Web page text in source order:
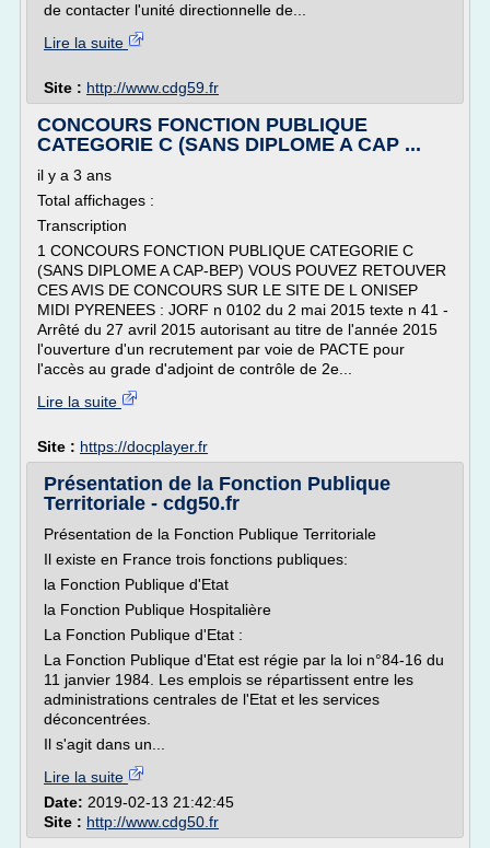
de contacter l'unité directionnelle de...
Lire la suite
Site : http://www.cdg59.fr
CONCOURS FONCTION PUBLIQUE
CATEGORIE C (SANS DIPLOME A CAP ...
il y a 3 ans
Total affichages :
Transcription
1 CONCOURS FONCTION PUBLIQUE CATEGORIE C
(SANS DIPLOME A CAP-BEP) VOUS POUVEZ RETOUVER
CES AVIS DE CONCOURS SUR LE SITE DE L ONISEP
MIDI PYRENEES : JORF n 0102 du 2 mai 2015 texte n 41 -
Arrêté du 27 avril 2015 autorisant au titre de l'année 2015
l'ouverture d'un recrutement par voie de PACTE pour
l'accès au grade d'adjoint de contrôle de 2e...
Lire la suite
Site : https://docplayer.fr
Présentation de la Fonction Publique
Territoriale - cdg50.fr
Présentation de la Fonction Publique Territoriale
Il existe en France trois fonctions publiques:
la Fonction Publique d'Etat
la Fonction Publique Hospitalière
La Fonction Publique d'Etat :
La Fonction Publique d'Etat est régie par la loi n°84-16 du
11 janvier 1984. Les emplois se répartissent entre les
administrations centrales de l'Etat et les services
déconcentrées.
Il s'agit dans un...
Lire la suite
Date: 2019-02-13 21:42:45
Site : http://www.cdg50.fr